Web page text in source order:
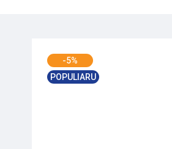
-5%
POPULIARU